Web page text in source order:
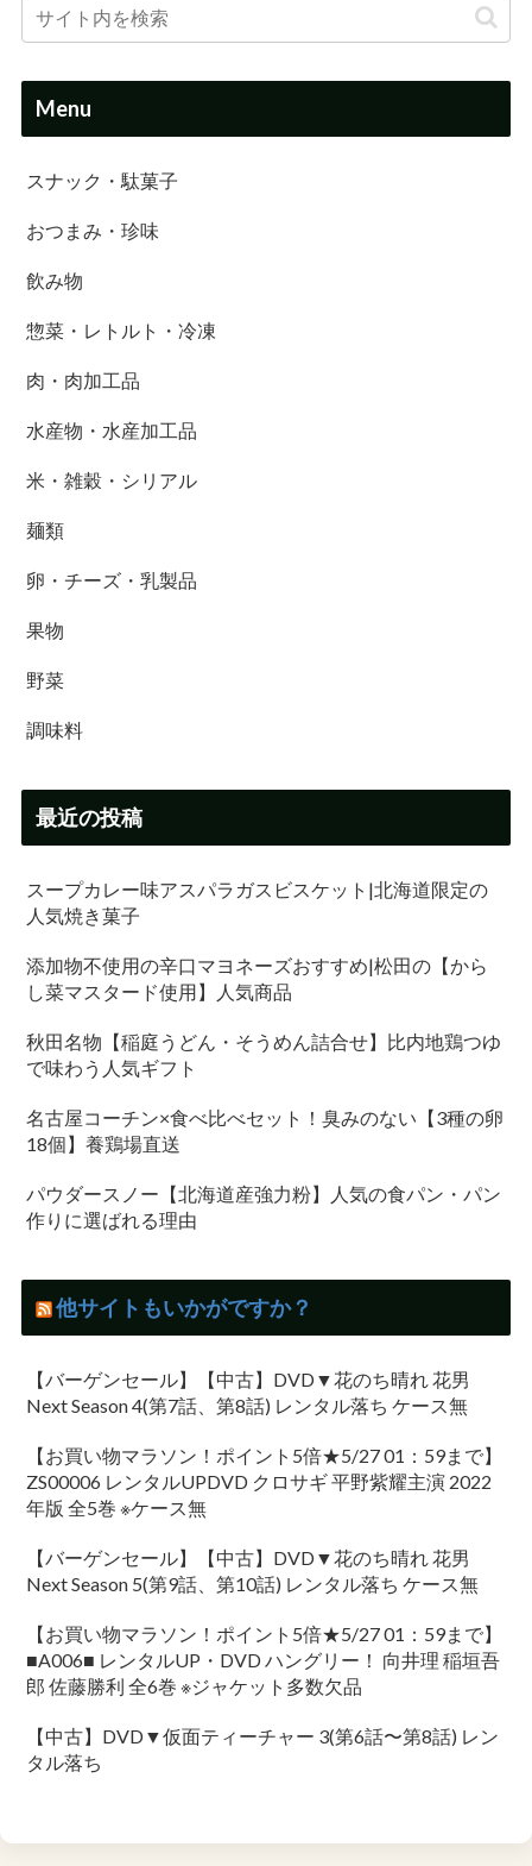
Menu
スナック・駄菓子
おつまみ・珍味
飲み物
惣菜・レトルト・冷凍
肉・肉加工品
水産物・水産加工品
米・雑穀・シリアル
麺類
卵・チーズ・乳製品
果物
野菜
調味料
最近の投稿
スープカレー味アスパラガスビスケット|北海道限定の
人気焼き菓子
添加物不使用の辛口マヨネーズおすすめ|松田の【から
し菜マスタード使用】人気商品
秋田名物【稲庭うどん・そうめん詰合せ】比内地鶏つゆ
で味わう人気ギフト
名古屋コーチン×食べ比べセット！臭みのない【3種の卵
18個】養鶏場直送
パウダースノー【北海道産強力粉】人気の食パン・パン
作りに選ばれる理由
他サイトもいかがですか？
【バーゲンセール】【中古】DVD▼花のち晴れ 花男
Next Season 4(第7話、第8話) レンタル落ち ケース無
【お買い物マラソン！ポイント5倍★5/27 01：59まで】
ZS00006 レンタルUPDVD クロサギ 平野紫耀主演 2022
年版 全5巻 ※ケース無
【バーゲンセール】【中古】DVD▼花のち晴れ 花男
Next Season 5(第9話、第10話) レンタル落ち ケース無
【お買い物マラソン！ポイント5倍★5/27 01：59まで】
■A006■ レンタルUP・DVD ハングリー！ 向井理 稲垣吾
郎 佐藤勝利 全6巻 ※ジャケット多数欠品
【中古】DVD▼仮面ティーチャー 3(第6話〜第8話) レン
タル落ち